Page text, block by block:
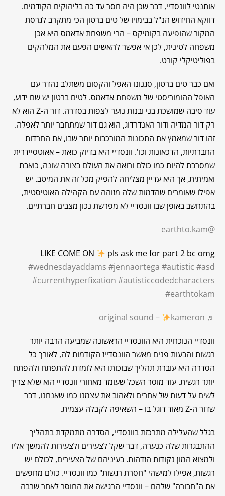
אותנטי לוונסדיי, דבר שכן היה חסר עד כה בליהוקים הקודמים.
דווקא החידוש הנ"ל בבימויו של טים ברטון הכי מתקרב לגרסת
המקור שהופיעה בקומיקס – הרי משפחת אדאמס היא אכן
משפחה לטינית, לכן אי אפשר להאשים הפעם את המלהקים
בפוליטיקלי קורט.
ואם כבר טים ברטון, סגנונו האפל והקסום משתלב נהדר עם
האופל ההומוריסטי של משפחת אדאמס. לטים ברטון יש שם ידוע,
עוד סיבה שמושכת בני ובנות נוער לצפות בסדרה. דור ה-Z הוא לא
רק דור המדיה ודור האנדרדוג, הוא גם דור שמתחבר יותר לאפלה.
זהו דור שמאמץ את התכונות המורכבות יותר שבו, את החרדות
החברתיות, הדכאונות וכו'. וונסדיי היא בדיוק כזאת – אאוטסיידרית
שמסרבת להיות כמו כולם ורואה את העולם בצורה שונה, כואבת
ואמיתית, אך היא עדיין מצליחה להפיק מכל זה את המיטב. יש
אפילו שאומרים שהדמות שלה מזוהה עם הקהילה האוטיסטית,
בהתחשב באופן שבו וונסדיי לא מפרשת נכון מצבים חברתיים.
@earthto.kam
LIKE COME ON
pls ask me for part 2 bc omg
#wednesdayaddams #jennaortega #autistic #asd
#currenthyperfixation #autisticcodedcharacters
#earthtokam
♬ original sound –
kameron
וונסדיי הנוכחית היא הוונסדיי הראשונה שמביעה הרבה יותר
רגשות והבעות פנים מאשר הוונסדייז הקודמות לה, לאורך כל
הסדרה היא עוברת תהליך שבזכותו היא לומדת להתפתח ולהפתח
יותר רגשית. עוד מוסר השכל שעומד מאחורי וונסדיי הוא שלא צריך
לשים על דעות של אחרים ולאהוב את עצמנו כמו שאנחנו, דבר
שדור ה-Z מאוד דוגל בו – השאיפה לקבלה עצמית.
בגלל שהעלילה מתרכזת בוונסדיי, הסדרה מתמקדת בתהליך
ההתבגרות שלה כנערה, דבר שקל לצעירים ולצעירות להמשך אליו
ולמצוא המון נקודות הזדהות. בעיניהם של הצעירים, לכולם יש
רגשות, אפילו למישהי "חסרת רגשות" כמו וונסדיי. כולם מחפשים
את ה"חבורה" שלהם – וונסדיי הרגישה את החוסר לאחר שרבה